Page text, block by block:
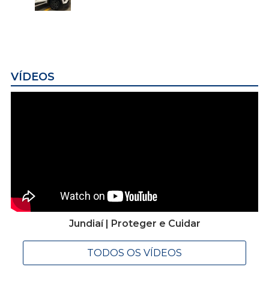
VÍDEOS
Jundiaí | Proteger e Cuidar
TODOS OS VÍDEOS